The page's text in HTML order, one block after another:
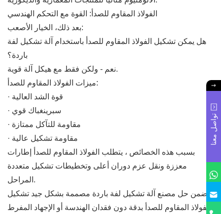
الفولاذ المقاوم للصدأ: القوة مع التحكم الهندسي
بعد ذلك، الخيار الأصعب:
هل يمكن تشكيل الفولاذ المقاوم للصدأ باستخدام آلة تشكيل لفة
باردة؟
نعم - ولكن فقط مع هيكل آلة قوية.
ميزات الفولاذ المقاوم للصدأ:
· قوة الشد العالية
· سبرينغباك قوي
· مقاومة للتآكل ممتازة
· مقاومة تشكيل عالية
بسبب هذه الخصائص ، يتطلب الفولاذ المقاوم للصدأ إطارات
معززة ونقل عزم دوران أعلى وتخطيطات تشكيل متعددة
المراحل.
يضمن حل مصنع آلة تشكيل لفة باردة مصممة بشكل جيد تشكيل
الفولاذ المقاوم للصدأ بدقة دون فقدان الهندسة أو الإجهاد المفرط
تواصل معنا